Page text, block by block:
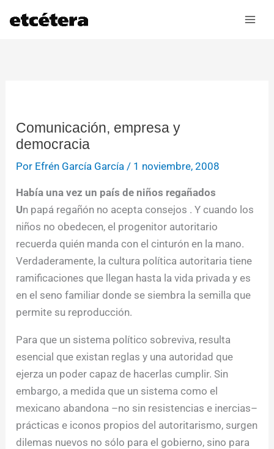
Comunicación, empresa y
democracia
Por Efrén García García / 1 noviembre, 2008
Había una vez un país de niños regañados
Un papá regañón no acepta consejos . Y cuando los
niños no obedecen, el progenitor autoritario
recuerda quién manda con el cinturón en la mano.
Verdaderamente, la cultura política autoritaria tiene
ramificaciones que llegan hasta la vida privada y es
en el seno familiar donde se siembra la semilla que
permite su reproducción.
Para que un sistema político sobreviva, resulta
esencial que existan reglas y una autoridad que
ejerza un poder capaz de hacerlas cumplir. Sin
embargo, a medida que un sistema como el
mexicano abandona –no sin resistencias e inercias–
prácticas e iconos propios del autoritarismo, surgen
dilemas nuevos no sólo para el gobierno, sino para